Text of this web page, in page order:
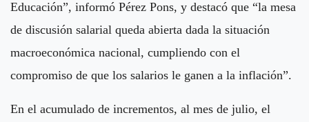
Educación”, informó Pérez Pons, y destacó que “la mesa
de discusión salarial queda abierta dada la situación
macroeconómica nacional, cumpliendo con el
compromiso de que los salarios le ganen a la inflación”.
En el acumulado de incrementos, al mes de julio, el